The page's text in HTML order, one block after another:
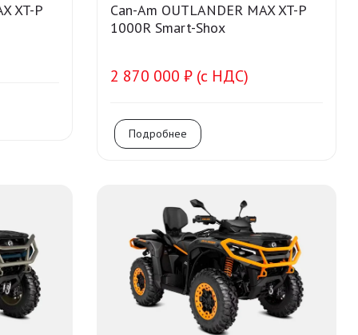
XT-P
Can-Am OUTLANDER MAX XT-P
1000R Smart-Shox
2 870 000 ₽ (с НДС)
Подробнее